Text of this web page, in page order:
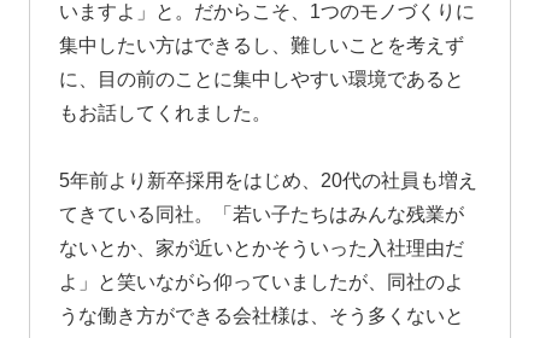
いますよ」と。だからこそ、1つのモノづくりに
集中したい方はできるし、難しいことを考えず
に、目の前のことに集中しやすい環境であると
もお話してくれました。
5年前より新卒採用をはじめ、20代の社員も増え
てきている同社。「若い子たちはみんな残業が
ないとか、家が近いとかそういった入社理由だ
よ」と笑いながら仰っていましたが、同社のよ
うな働き方ができる会社様は、そう多くないと